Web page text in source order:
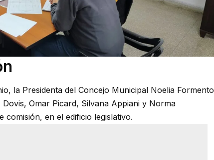
la Presidenta del Concejo Municipal Noelia Formento
Omar Picard, Silvana Appiani y Norma
en el edificio legislativo.